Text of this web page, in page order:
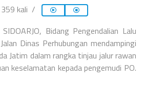
359 kali
Bidang Pengendalian Lalu
Dinas Perhubungan mendampingi
Jatim dalam rangka tinjau jalur rawan
keselamatan kepada pengemudi PO.